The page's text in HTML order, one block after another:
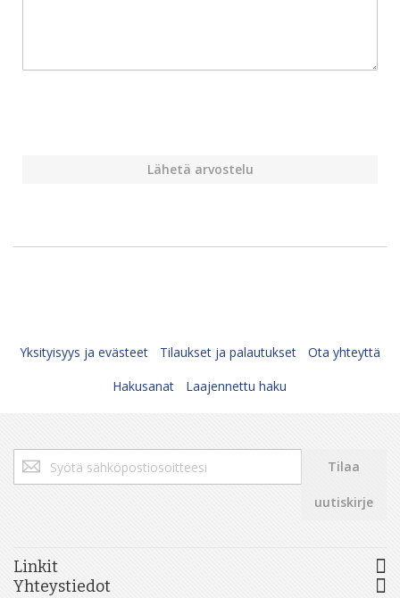
Lähetä arvostelu
Yksityisyys ja evästeet Tilaukset ja palautukset
Ota yhteyttä
Hakusanat
Laajennettu haku
Tilaa
uutiskirjeemme:
Tilaa
uutiskirje
Linkit
Yhteystiedot